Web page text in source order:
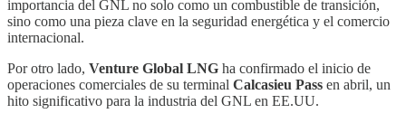
importancia del GNL no solo como un combustible de transición,
sino como una pieza clave en la seguridad energética y el comercio
internacional.
Por otro lado, Venture Global LNG ha confirmado el inicio de
operaciones comerciales de su terminal Calcasieu Pass en abril, un
hito significativo para la industria del GNL en EE.UU.